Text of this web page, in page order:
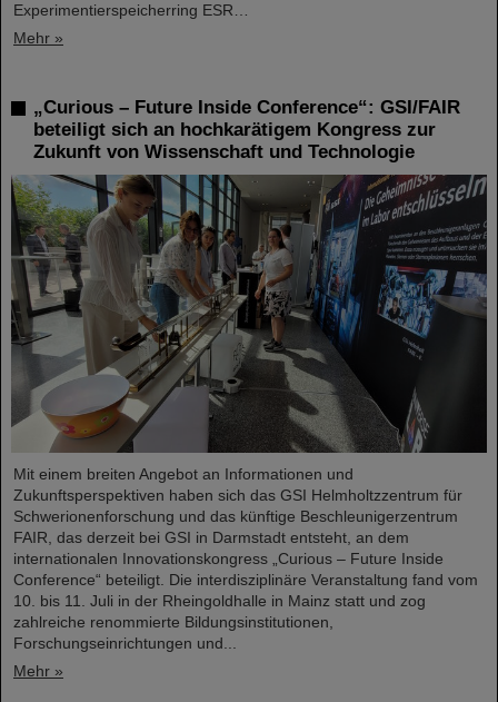
Experimentierspeicherring ESR…
Mehr »
„Curious – Future Inside Conference“: GSI/FAIR
beteiligt sich an hochkarätigem Kongress zur
Zukunft von Wissenschaft und Technologie
Mit einem breiten Angebot an Informationen und
Zukunftsperspektiven haben sich das GSI Helmholtzzentrum für
Schwerionenforschung und das künftige Beschleunigerzentrum
FAIR, das derzeit bei GSI in Darmstadt entsteht, an dem
internationalen Innovationskongress „Curious – Future Inside
Conference“ beteiligt. Die interdisziplinäre Veranstaltung fand vom
10. bis 11. Juli in der Rheingoldhalle in Mainz statt und zog
zahlreiche renommierte Bildungsinstitutionen,
Forschungseinrichtungen und...
Mehr »